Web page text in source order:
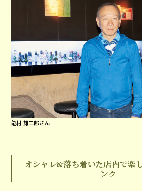
能村 雄二郎さん
オシャレ&落ち着いた店内で楽
ンク